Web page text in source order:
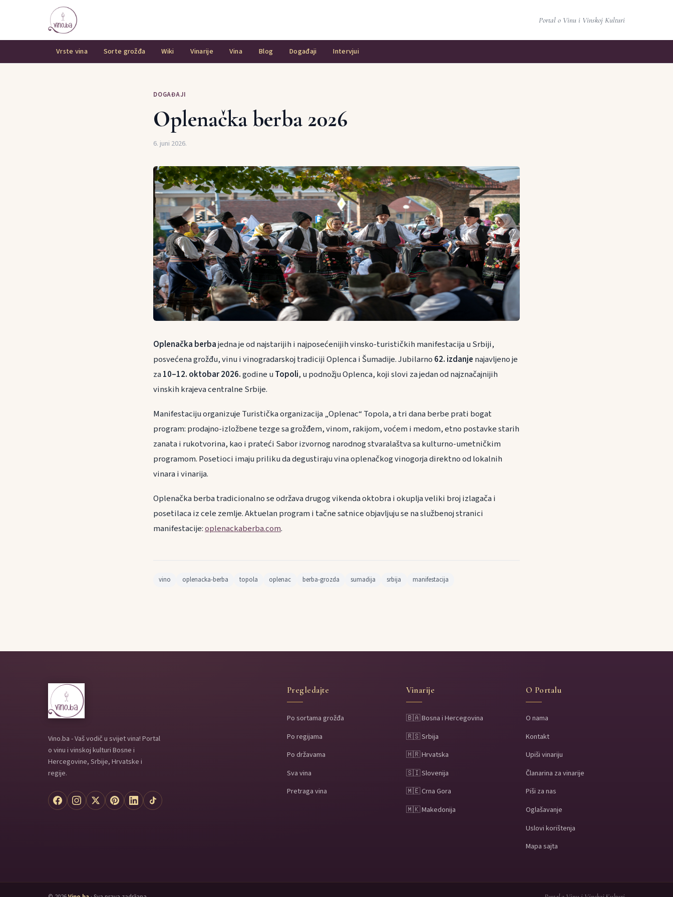
Portal o Vinu i Vinskoj Kulturi
Vrste vina Sorte grožđa Wiki Vinarije Vina Blog Događaji Intervjui
DOGAĐAJI
Oplenačka berba 2026
6. juni 2026.
Oplenačka berbajedna je od najstarijih i najposećenijih vinsko-turističkih manifestacija u Srbiji,
posvećena grožđu, vinu i vinogradarskoj tradiciji Oplenca i Šumadije. Jubilarno 62. izdanje najavljeno je
za10–12. oktobar 2026.godine uTopoli, u podnožju Oplenca, koji slovi za jedan od najznačajnijih
vinskih krajeva centralne Srbije.
Manifestaciju organizuje Turistička organizacija „Oplenac“ Topola, a tri dana berbe prati bogat
program: prodajno-izložbene tezge sa grožđem, vinom, rakijom, voćem i medom, etno postavke starih
zanata i rukotvorina, kao i prateći Sabor izvornog narodnog stvaralaštva sa kulturno-umetničkim
programom. Posetioci imaju priliku da degustiraju vina oplenačkog vinogorja direktno od lokalnih
vinara i vinarija.
Oplenačka berba tradicionalno se održava drugog vikenda oktobra i okuplja veliki broj izlagača i
posetilaca iz cele zemlje. Aktuelan program i tačne satnice objavljuju se na službenoj stranici
manifestacije:oplenackaberba.com.
vino oplenacka-berba topola oplenac berba-grozda sumadija srbija manifestacija
Vino.ba - Vaš vodič u svijet vina! Portal
o vinu i vinskoj kulturi Bosne i
Hercegovine, Srbije, Hrvatske i
regije.
Pregledajte
Po sortama grožđa
Po regijama
Po državama
Sva vina
Pretraga vina
Vinarije
🇧🇦 Bosna i Hercegovina
🇷🇸 Srbija
🇭🇷 Hrvatska
🇸🇮 Slovenija
🇲🇪 Crna Gora
🇲🇰 Makedonija
O Portalu
O nama
Kontakt
Upiši vinariju
Članarina za vinarije
Piši za nas
Oglašavanje
Uslovi korištenja
Mapa sajta